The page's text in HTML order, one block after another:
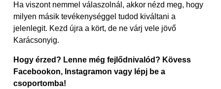
Ha viszont nemmel válaszolnál, akkor nézd meg, hogy
milyen másik tevékenységgel tudod kiváltani a
jelenlegit. Kezd újra a kört, de ne várj vele jövő
Karácsonyig.
Hogy érzed? Lenne még fejlődnivalód? Kövess
Facebookon, Instagramon vagy lépj be a
csoportomba!